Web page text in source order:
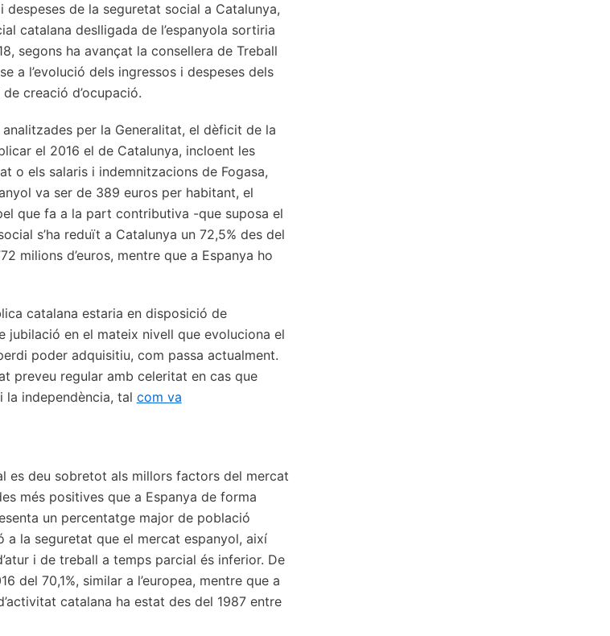
despeses de la seguretat social a Catalunya,
catalana deslligada de l’espanyola sortiria
segons ha avançat la consellera de Treball
a l’evolució dels ingressos i despeses dels
creació d’ocupació.
per la Generalitat, el dèficit de la
el 2016 el de Catalunya, incloent les
o els salaris i indemnitzacions de Fogasa,
va ser de 389 euros per habitant, el
que fa a la part contributiva -que suposa el
s’ha reduït a Catalunya un 72,5% des del
milions d’euros, mentre que a Espanya ho
catalana estaria en disposició de
en el mateix nivell que evoluciona el
poder adquisitiu, com passa actualment.
preveu regular amb celeritat en cas que
la independència, tal com va
es deu sobretot als millors factors del mercat
més positives que a Espanya de forma
un percentatge major de població
la seguretat que el mercat espanyol, així
i de treball a temps parcial és inferior. De
del 70,1%, similar a l’europea, mentre que a
catalana ha estat des del 1987 entre